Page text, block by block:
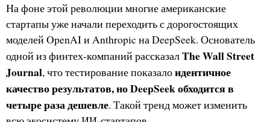
На фоне этой революции многие американские
стартапы уже начали переходить с дорогостоящих
моделей OpenAI и Anthropic на DeepSeek. Основатель
одной из финтех-компаний рассказалThe Wall Street
Journal, что тестирование показалоидентичное
качество результатов, но DeepSeek обходится в
четыре раза дешевле. Такой тренд может изменить